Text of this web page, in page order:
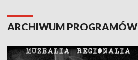
ARCHIWUM PROGRAMÓW